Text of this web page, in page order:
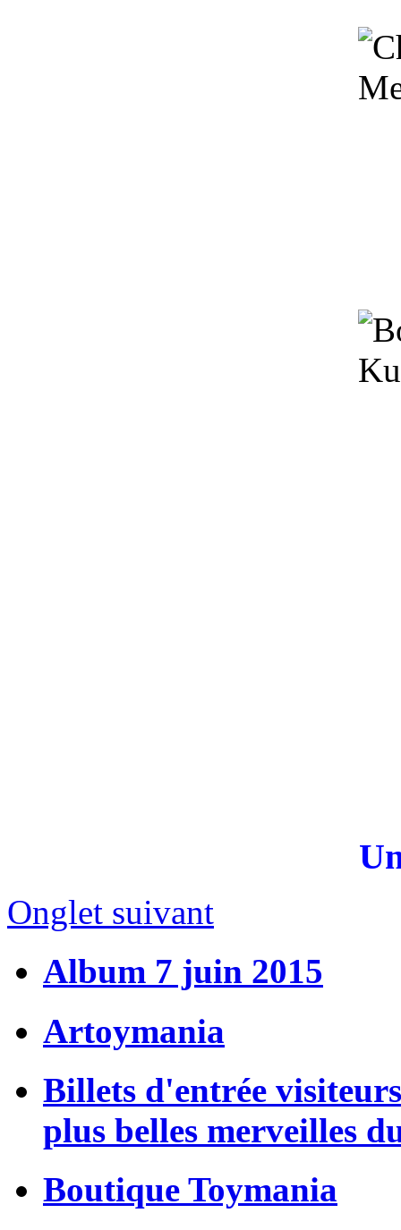
Onglet suivant
Album 7 juin 2015
Artoymania
Billets d'entrée
plus belles merveilles
Boutique Toymania